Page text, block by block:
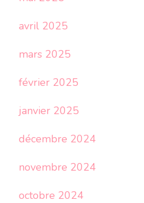
avril 2025
mars 2025
février 2025
janvier 2025
décembre 2024
novembre 2024
octobre 2024